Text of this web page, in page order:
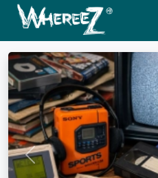
Previous